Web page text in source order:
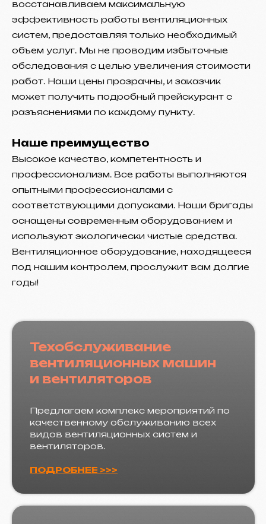
восстанавливаем максимальную
эффективность работы вентиляционных
систем, предоставляя только необходимый
объем услуг. Мы не проводим избыточные
обследования с целью увеличения стоимости
работ. Наши цены прозрачны, и заказчик
может получить подробный прейскурант с
разъяснениями по каждому пункту.
Наше преимущество
Высокое качество, компетентность и
профессионализм. Все работы выполняются
опытными профессионалами с
соответствующими допусками. Наши бригады
оснащены современным оборудованием и
используют экологически чистые средства.
Вентиляционное оборудование, находящееся
под нашим контролем, прослужит вам долгие
годы!
Техобслуживание
вентиляционных машин
и вентиляторов
Предлагаем комплекс мероприятий по
качественному обслуживанию всех
видов вентиляционных систем и
вентиляторов.
ПОДРОБНЕЕ >>>